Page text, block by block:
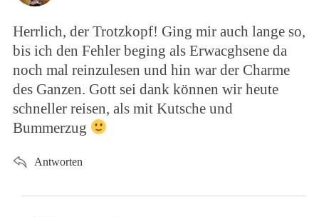
s
Herrlich, der Trotzkopf! Ging mir auch lange so,
bis ich den Fehler beging als Erwacghsene da
noch mal reinzulesen und hin war der Charme
des Ganzen. Gott sei dank können wir heute
schneller reisen, als mit Kutsche und
Bummerzug
Antworten